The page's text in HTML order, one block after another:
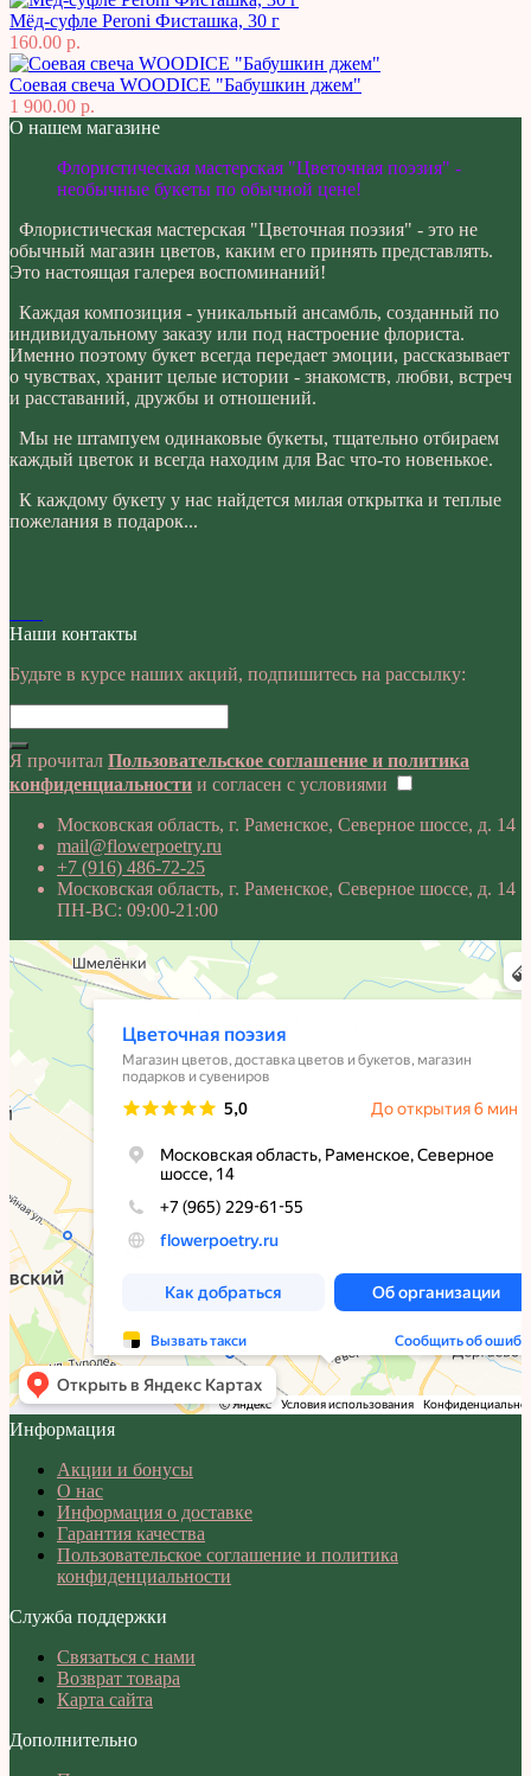
Мёд-суфле Peroni Фисташка, 30 г
160.00 р.
Соевая свеча WOODICE "Бабушкин джем"
1 900.00 р.
О нашем магазине
Флористическая мастерская "Цветочная поэзия" -
необычные букеты по обычной цене!
Флористическая мастерская "Цветочная поэзия" - это не
обычный магазин цветов, каким его принять представлять.
Это настоящая галерея воспоминаний!
Каждая композиция - уникальный ансамбль, созданный по
индивидуальному заказу или под настроение флориста.
Именно поэтому букет всегда передает эмоции, рассказывает
о чувствах, хранит целые истории - знакомств, любви, встреч
и расставаний, дружбы и отношений.
Мы не штампуем одинаковые букеты, тщательно отбираем
каждый цветок и всегда находим для Вас что-то новенькое.
К каждому букету у нас найдется милая открытка и теплые
пожелания в подарок...
Наши контакты
Будьте в курсе наших акций, подпишитесь на рассылку:
Я прочитал Пользовательское соглашение и политика
конфиденциальности и согласен с условиями
Московская область, г. Раменское, Северное шоссе, д. 14
mail@flowerpoetry.ru
+7 (916) 486-72-25
Московская область, г. Раменское, Северное шоссе, д. 14
ПН-ВС: 09:00-21:00
Информация
Акции и бонусы
О нас
Информация о доставке
Гарантия качества
Пользовательское соглашение и политика
конфиденциальности
Служба поддержки
Связаться с нами
Возврат товара
Карта сайта
Дополнительно